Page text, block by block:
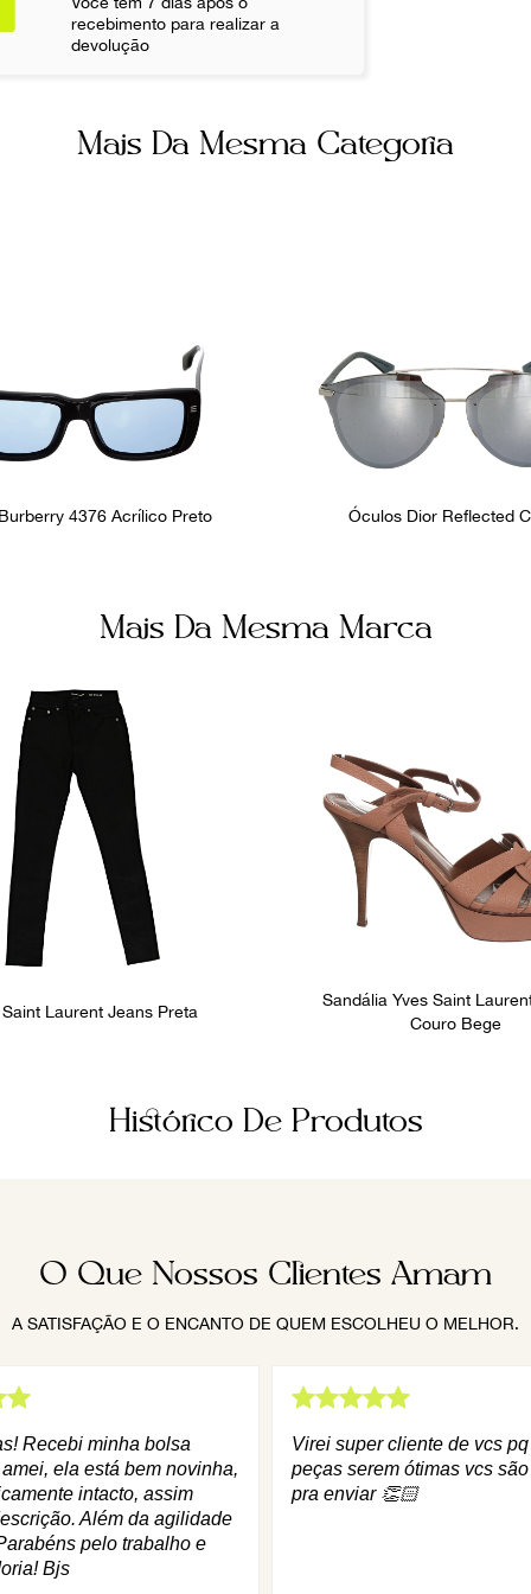
recebimento para realizar a
devolução
Mais Da Mesma Categoria
4376 Acrílico Preto Óculos Dior Reflected
Mais Da Mesma Marca
Laurent Jeans Preta
Sandália Yves Saint
Couro Bege
Histórico De Produtos
O Que Nossos Clientes Amam
A SATISFAÇÃO E O ENCANTO DE QUEM ESCOLHEU O MELHOR.
Recebi minha bolsa
ela está bem novinha,
intacto, assim
Além da agilidade
pelo trabalho e
Bjs
Virei super cliente de vcs
peças serem ótimas vcs
pra enviar 👏🏻